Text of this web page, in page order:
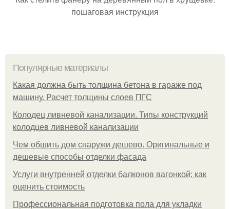
пошаговая инструкция
Популярные материалы
Какая должна быть толщина бетона в гараже под
машину. Расчет толщины слоев ПГС
Колодец ливневой канализации. Типы конструкций
колодцев ливневой канализации
Чем обшить дом снаружи дешево. Оригинальные и
дешевые способы отделки фасада
Услуги внутренней отделки балконов вагонкой: как
оценить стоимость
Профессиональная подготовка пола для укладки